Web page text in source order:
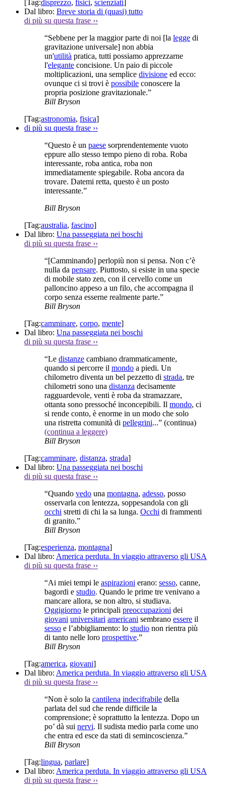
[Tag:disprezzo, fisici, scienziati
Dal libro: Breve storia di (quasi) tutto
di più su questa frase ››
“Sebbene per la maggior parte di noi [la legge di
gravitazione universale] non abbia
un'utilità pratica, tutti possiamo apprezzarne
l'elegante concisione. Un paio di piccole
moltiplicazioni, una semplice divisione ed ecco:
ovunque ci si trovi è possibile conoscere la
propria posizione gravitazionale.”
Bill Bryson
[Tag:astronomia, fisica]
di più su questa frase ››
“Questo è un paese sorprendentemente vuoto
eppure allo stesso tempo pieno di roba. Roba
interessante, roba antica, roba non
immediatamente spiegabile. Roba ancora da
trovare. Datemi retta, questo è un posto
interessante.”
Bill Bryson
[Tag:australia, fascino]
Dal libro: Una passeggiata nei boschi
di più su questa frase ››
“[Camminando] perlopiù non si pensa. Non c’è
nulla da pensare. Piuttosto, si esiste in una specie
di mobile stato zen, con il cervello come un
palloncino appeso a un filo, che accompagna il
corpo senza esserne realmente parte.”
Bill Bryson
[Tag:camminare, corpo, mente]
Dal libro: Una passeggiata nei boschi
di più su questa frase ››
“Le distanze cambiano drammaticamente,
quando si percorre il mondo a piedi. Un
chilometro diventa un bel pezzetto di strada, tre
chilometri sono una distanza decisamente
ragguardevole, venti è roba da stramazzare,
ottanta sono pressoché inconcepibili. Il mondo, ci
si rende conto, è enorme in un modo che solo
una ristretta comunità di pellegrini...” (continua)
(continua a leggere)
Bill Bryson
[Tag:camminare, distanza, strada]
Dal libro: Una passeggiata nei boschi
di più su questa frase ››
“Quando vedo una montagna, adesso, posso
osservarla con lentezza, soppesandola con gli
occhi stretti di chi la sa lunga. Occhi di frammenti
di granito.”
Bill Bryson
[Tag:esperienza, montagna]
Dal libro: America perduta. In viaggio attraverso gli USA
di più su questa frase ››
“Ai miei tempi le aspirazioni erano: sesso, canne,
bagordi e studio. Quando le prime tre venivano a
mancare allora, se non altro, si studiava.
Oggigiorno le principali preoccupazioni dei
giovani universitari americani sembrano essere il
sesso e l’abbigliamento: lo studio non rientra più
di tanto nelle loro prospettive.”
Bill Bryson
[Tag:america, giovani]
Dal libro: America perduta. In viaggio attraverso gli USA
di più su questa frase ››
“Non è solo la cantilena indecifrabile della
parlata del sud che rende difficile la
comprensione; è soprattutto la lentezza. Dopo un
po’ dà sui nervi. Il sudista medio parla come uno
che entra ed esce da stati di semincoscienza.”
Bill Bryson
[Tag:lingua, parlare]
Dal libro: America perduta. In viaggio attraverso gli USA
di più su questa frase ››